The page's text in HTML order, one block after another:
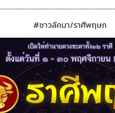
#ชาวลัคนา/ราศีพฤษภ